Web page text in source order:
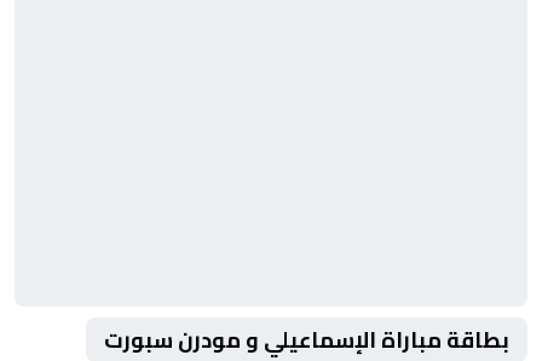
بطاقة مباراة الإسماعيلي و مودرن سبورت